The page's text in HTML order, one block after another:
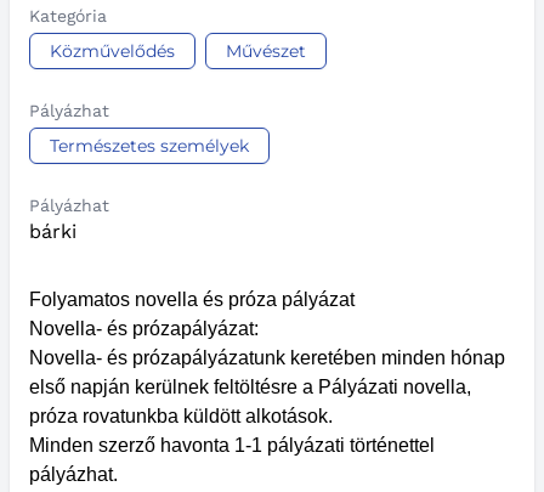
Kategória
Közművelődés Művészet
Pályázhat
Természetes személyek
Pályázhat
bárki
Folyamatos novella és próza pályázat
Novella- és prózapályázat:
Novella- és prózapályázatunk keretében minden hónap
első napján kerülnek feltöltésre a Pályázati novella,
próza rovatunkba küldött alkotások.
Minden szerző havonta 1-1 pályázati történettel
pályázhat.